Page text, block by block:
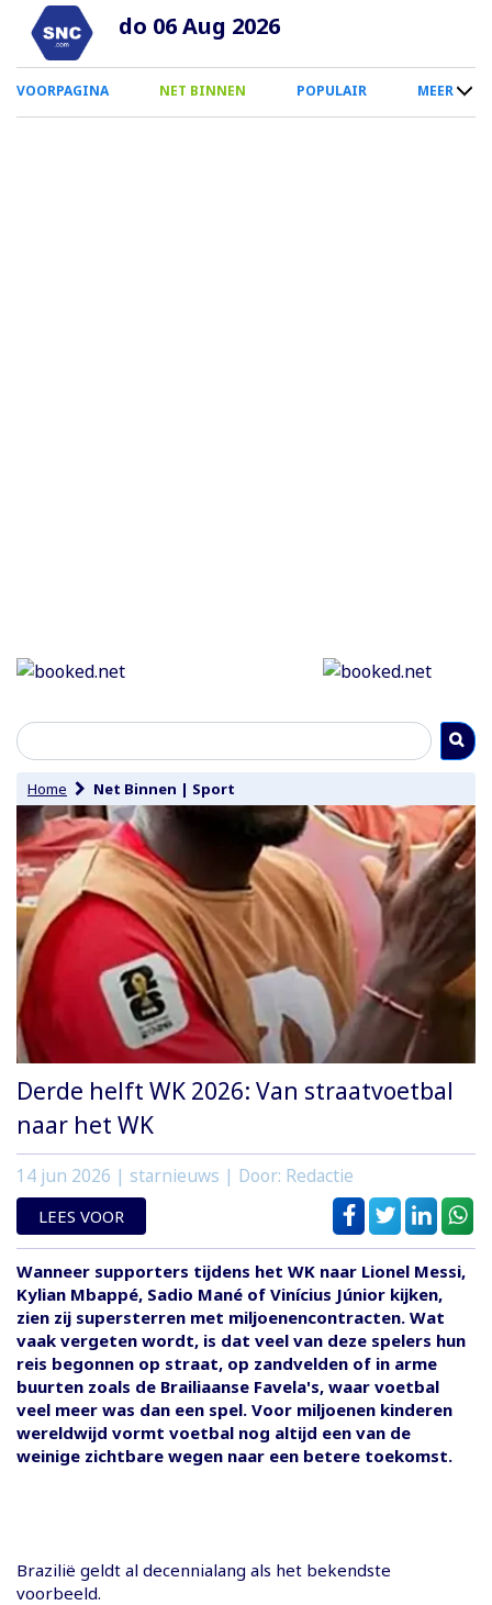
Overslaan
naar
inhoud
do 06 Aug 2026
0
Smartphone
VOORPAGINA NET BINNEN POPULAIR MEER
Home Net Binnen | Sport
Derde helft WK 2026: Van straatvoetbal
naar het WK
14 jun 2026 | starnieuws | Door: Redactie
LEES VOOR
Wanneer supporters tijdens het WK naar Lionel Messi,
Kylian Mbappé, Sadio Mané of Vinícius Júnior kijken,
zien zij supersterren met miljoenencontracten. Wat
vaak vergeten wordt, is dat veel van deze spelers hun
reis begonnen op straat, op zandvelden of in arme
buurten zoals de Brailiaanse Favela's, waar voetbal
veel meer was dan een spel. Voor miljoenen kinderen
wereldwijd vormt voetbal nog altijd een van de
weinige zichtbare wegen naar een betere toekomst.
Brazilië geldt al decennialang als het bekendste
voorbeeld.